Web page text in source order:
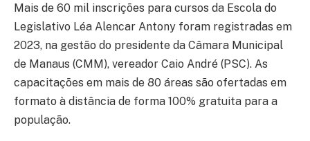
Mais de 60 mil inscrições para cursos da Escola do
Legislativo Léa Alencar Antony foram registradas em
2023, na gestão do presidente da Câmara Municipal
de Manaus (CMM), vereador Caio André (PSC). As
capacitações em mais de 80 áreas são ofertadas em
formato à distância de forma 100% gratuita para a
população.